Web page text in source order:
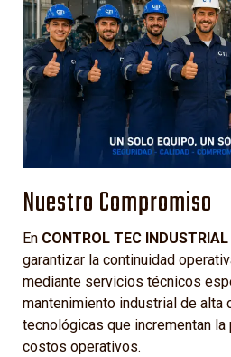
Nuestro Compromiso
En CONTROL TEC INDUSTRIAL
garantizar la continuidad
mediante servicios técnicos
mantenimiento industrial de alta
tecnológicas que incrementan
costos operativos.